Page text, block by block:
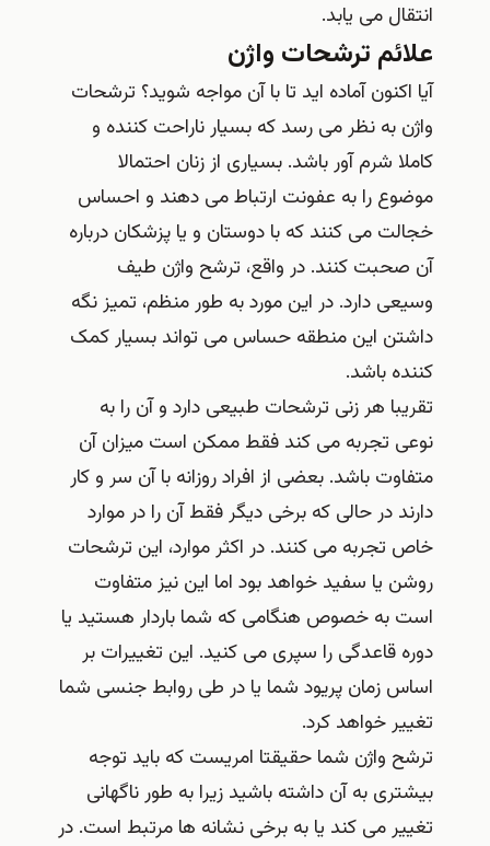
انتقال می یابد.
علائم ترشحات واژن
آیا اکنون آماده اید تا با آن مواجه شوید؟ ترشحات
واژن به نظر می رسد که بسیار ناراحت کننده و
کاملا شرم آور باشد. بسیاری از زنان احتمالا
موضوع را به عفونت ارتباط می دهند و احساس
خجالت می کنند که با دوستان و یا پزشکان درباره
آن صحبت کنند. در واقع، ترشح واژن طیف
وسیعی دارد. در این مورد به طور منظم، تمیز نگه
داشتن این منطقه حساس می تواند بسیار کمک
کننده باشد.
تقریبا هر زنی ترشحات طبیعی دارد و آن را به
نوعی تجربه می کند فقط ممکن است میزان آن
متفاوت باشد. بعضی از افراد روزانه با آن سر و کار
دارند در حالی که برخی دیگر فقط آن را در موارد
خاص تجربه می کنند. در اکثر موارد، این ترشحات
روشن یا سفید خواهد بود اما این نیز متفاوت
است به خصوص هنگامی که شما باردار هستید یا
دوره قاعدگی را سپری می کنید. این تغییرات بر
اساس زمان پریود شما یا در طی روابط جنسی شما
تغییر خواهد کرد.
ترشح واژن شما حقیقتا امریست که باید توجه
بیشتری به آن داشته باشید زیرا به طور ناگهانی
تغییر می کند یا به برخی نشانه ها مرتبط است. در